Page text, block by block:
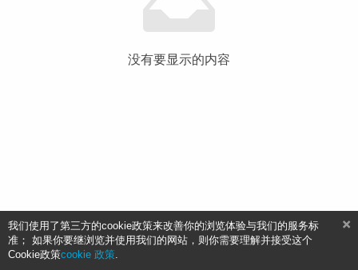
没有要显示的内容
我们使用了第三方的cookie政策来改善你的浏览体验与我们的服务标
准； 如果你要继浏览并使用我们的网站，则你需要理解并接受这个
Cookie政策cookie 政策.